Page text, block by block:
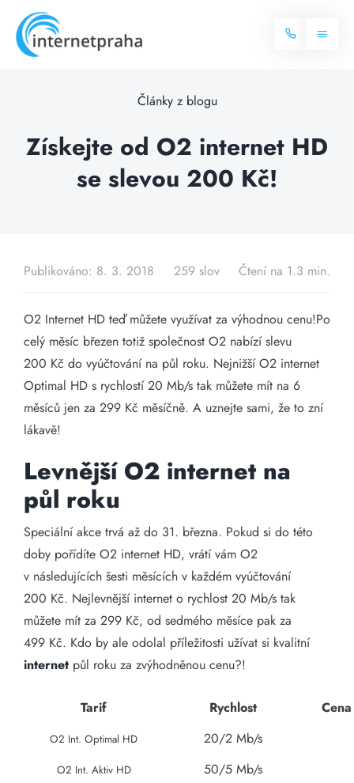
content
Toggle
Balíčky internetuTelevize
Blog
Kontakt
Články z blogu
Získejte od O2 internet HD
se slevou 200 Kč!
Publikováno: 8. 3. 2018 259 slov Čtení na 1.3 min.
O2 Internet HD teď můžete využívat za výhodnou cenu!Po
celý měsíc březen totiž společnost O2 nabízí slevu
200 Kč do vyúčtování na půl roku. Nejnižší O2 internet
Optimal HD s rychlostí 20 Mb/s tak můžete mít na 6
měsíců jen za 299 Kč měsíčně. A uznejte sami, že to zní
lákavě!
Levnější O2 internet na
půl roku
Speciální akce trvá až do 31. března. Pokud si do této
doby pořídíte O2 internet HD, vrátí vám O2
v následujících šesti měsících v každém vyúčtování
200 Kč. Nejlevnější internet o rychlost 20 Mb/s tak
můžete mít za 299 Kč, od sedmého měsíce pak za
499 Kč. Kdo by ale odolal příležitosti užívat si kvalitní
internet půl roku za zvýhodněnou cenu?!
Tarif Rychlost
O2 Int. Optimal HD 20/2 Mb/s
O2 Int. Aktiv HD 50/5 Mb/s